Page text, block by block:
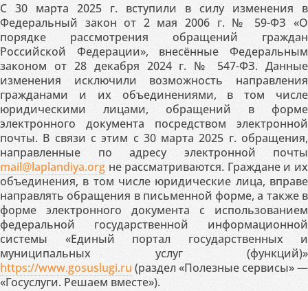
С 30 марта 2025 г. вступили в силу изменения в
Федеральный закон от 2 мая 2006 г. № 59-ФЗ «О
порядке рассмотрения обращений граждан
Российской Федерации», внесённые Федеральным
законом от 28 декабря 2024 г. № 547-ФЗ. Данные
изменения исключили возможность направления
гражданами и их объединениями, в том числе
юридическими лицами, обращений в форме
электронного документа посредством электронной
почты. В связи с этим с 30 марта 2025 г. обращения,
направленные по адресу электронной почты
mail@laplandiya.org не рассматриваются. Граждане и их
объединения, в том числе юридические лица, вправе
направлять обращения в письменной форме, а также в
форме электронного документа с использованием
федеральной государственной информационной
системы «Единый портал государственных и
муниципальных услуг (функций)»
https://www.gosuslugi.ru (раздел «Полезные сервисы» —
«Госуслуги. Решаем вместе»).